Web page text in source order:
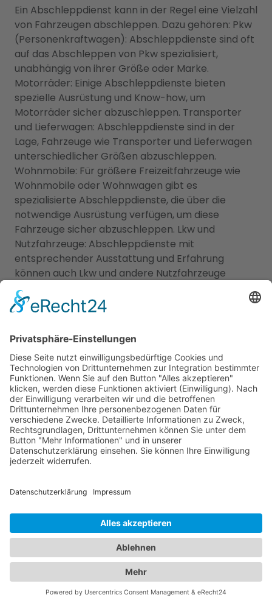
Ein Abschleppdienst kann in der Regel eine Vielzahl
von Fahrzeugen abschleppen. Dazu gehören: Pkw
(Personenkraftwagen): Abschleppdienste sind oft
auf das Abschleppen von Pkw spezialisiert,
unabhängig von ihrer Größe oder Marke.
Motorräder: Einige Abschleppdienste bieten
spezielle Ausrüstung und Know-how, um
Motorräder sicher abzuschleppen. Transporter
und Lieferwagen: Abschleppdienste sind in der
Lage, Fahrzeuge wie Transporter und Lieferwagen
unterschiedlicher Größen abzuschleppen.
Wohnmobile: Für größere Freizeitfahrzeuge wie
Wohnmobile oder Wohnwagen gibt es
spezialisierte Abschleppdienste, die über die
notwendige Ausrüstung verfügen, um diese
Fahrzeuge sicher abzuschleppen. Lkw und
Nutzfahrzeuge: Abschleppdienste mit
entsprechender Ausstattung und Erfahrung
können auch Lkw und andere Nutzfahrzeuge
abschleppen. Es ist wichtig anzumerken, dass die
Kapazität und die spezifischen Fähigkeiten eines
Abschleppdienstes variieren können. In einigen
Fällen kann es erforderlich sein, einen
spezialisierten Abschleppdienst zu kontaktieren,
der auf schwere Nutzfahrzeuge oder spezielle
Fahrzeugtypen spezialisiert ist.
Abschleppdienste und Hotels:
Ein umfassendes Angebot für
Ihre Mobilität und Unterkunft
Unser umfangreiches Branchenportal bietet Ihnen
Abschleppdienste, sondern auch eine breite
Hier finden Sie alles, was Sie benötigen, um sowohl
im Notfall als auch bei der Urlaubsplanung bestens
informiert zu sein. Egal ob Sie einen
Abschleppdienst in Ihrer Nähe suchen oder nach
Hotel Wermsdorf
Reisevorhaben Ausschau halten - bei uns sind Sie